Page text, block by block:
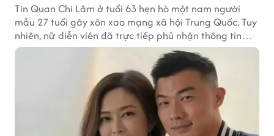
Tin Quan Chi Lâm ở tuổi 63 hẹn hò một nam người
mẫu 27 tuổi gây xôn xao mạng xã hội Trung Quốc. Tuy
nhiên, nữ diễn viên đã trực tiếp phủ nhận thông tin
này.